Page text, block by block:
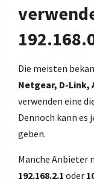
Die meisten
Netgear, D-Link,
verwenden eine
Dennoch kann es
geben.
Manche Anbieter
192.168.2.1 oder